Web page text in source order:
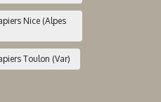
Nice (Alpes
Toulon (Var)